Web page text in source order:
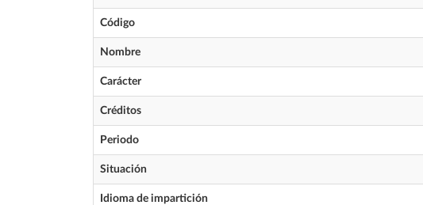
Código
Nombre
Carácter
Créditos
Periodo
Situación
Idioma de impartición